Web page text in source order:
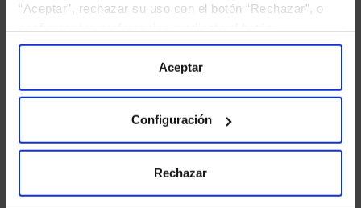
“Aceptar”, rechazar su uso con el botón “Rechazar”, o
“Configuración”. Consulta nuestraPolítica
para más información.
Aceptar
Configuración
Rechazar
la política de privacidad